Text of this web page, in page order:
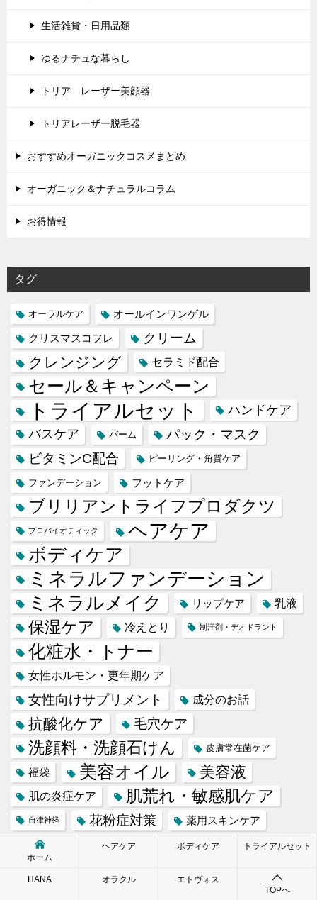
生活雑貨・日用品類
ゆるナチュな暮らし
トリア レーザー美顔器
トリアレーザー脱毛器
おすすめオーガニックコスメまとめ
オーガニック＆ナチュラルコラム
お得情報
タグ
オーラルケア
オールインワンゲル
クリスマスコフレ
クリーム
クレンジング セラミド配合
セール＆キャンペーン
トライアルセット
ハンドケア
バスケア
バーム
パック・マスク
ビタミンC配合
ピーリング・角質ケア
ファンデーション フットケア
ブリリアントライフプロダクツ
プロバイオティック ヘアケア
ボディケア
ミネラルファンデーション
ミネラルメイク リップケア 乳液
保湿ケア 冷えとり 制汗剤・デオドラント
化粧水・トナー
女性ホルモン・更年期ケア
女性向けサプリメント 成分のお話
抗酸化ケア 毛穴ケア
洗顔料・洗顔石けん 皮膚常在菌ケア
福袋 美容オイル 美容液
肌の炎症ケア 肌荒れ・敏感肌ケア
自律神経 花粉症対策 薬用スキンケア
貧血
ホーム
ヘアケア ボディケア トライアルセット
HANA オラクル
エトヴォス
TOPへ